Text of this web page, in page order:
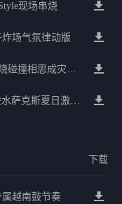
现场串烧
炸场气氛律动版
国粤语CLUB家宝坚少MCYY最火串烧碰撞相思成灾后来遇见他原乡鼓慢摇
谁伴我闯荡经典怀旧Club慢摇混合陵水萨克斯夏日激情House专辑
下载
越南鼓节奏